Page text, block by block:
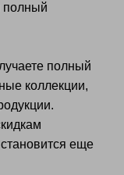
полный
полный
коллекции,
еще